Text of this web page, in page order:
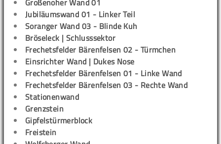
Großenoher Wand 01
Jubiläumswand 01 - Linker Teil
Soranger Wand 03 - Blinde Kuh
Bröseleck | Schlusssektor
Frechetsfelder Bärenfelsen 02 - Türmchen
Einsrichter Wand | Dukes Nose
Frechetsfelder Bärenfelsen 01 - Linke Wand
Frechetsfelder Bärenfelsen 03 - Rechte Wand
Stationenwand
Grenzstein
Gipfelstürmerblock
Freistein